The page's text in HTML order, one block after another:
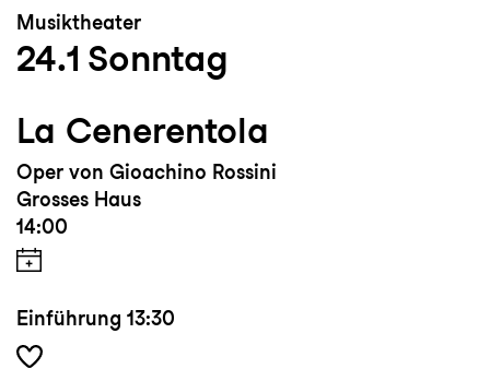
Musiktheater
24.1 Sonntag
La Cenerentola
Oper von Gioachino Rossini
Grosses Haus
14:00
Einführung 13:30